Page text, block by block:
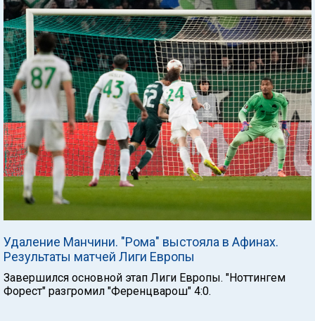
Удаление Манчини. "Рома" выстояла в Афинах.
Результаты матчей Лиги Европы
Завершился основной этап Лиги Европы. "Ноттингем
Форест" разгромил "Ференцварош" 4:0.